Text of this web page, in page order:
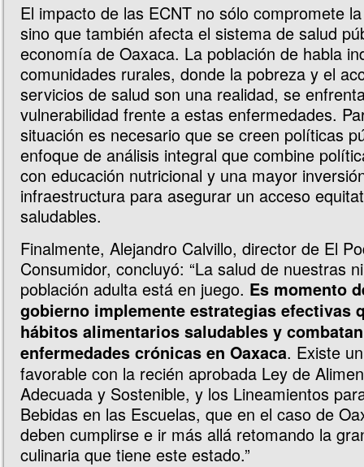
El impacto de las ECNT no sólo compromete
sino que también afecta el sistema de salud
economía de Oaxaca. La población de habla
comunidades rurales, donde la pobreza y el
servicios de salud son una realidad, se
vulnerabilidad frente a estas enfermedades.
situación es necesario que se creen políticas
enfoque de análisis integral que combine
con educación nutricional y una mayor
infraestructura para asegurar un acceso
saludables.
Finalmente, Alejandro Calvillo, director de El
Consumidor, concluyó: “La salud de nuestras
población adulta está en juego. Es momento
gobierno implemente estrategias efectivas
hábitos alimentarios saludables y
enfermedades crónicas en Oaxaca. Existe
favorable con la recién aprobada Ley de
Adecuada y Sostenible, y los Lineamientos
Bebidas en las Escuelas, que en el caso de
deben cumplirse e ir más allá retomando la
culinaria que tiene este estado.”